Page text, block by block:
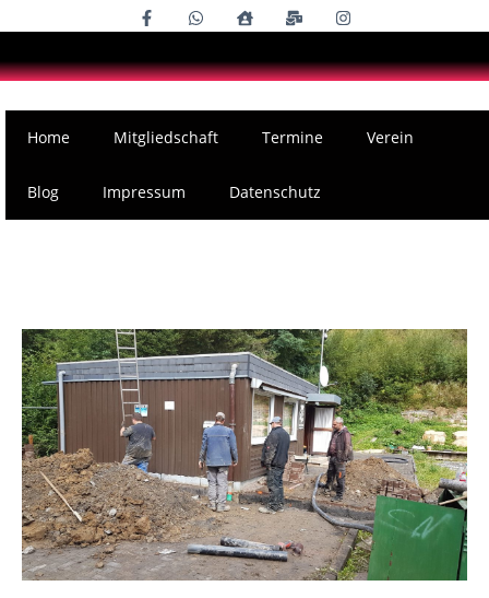
Home Mitgliedschaft Termine Verein
Blog Impressum Datenschutz